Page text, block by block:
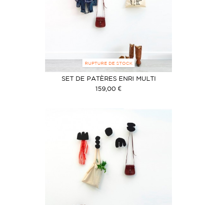
RUPTURE DE STOCK
SET DE PATÈRES ENRI MULTI
159,00 €